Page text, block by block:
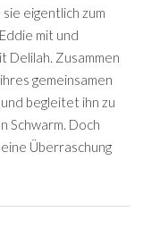
eigentlich zum
mit und
Delilah. Zusammen
gemeinsamen
begleitet ihn zu
Schwarm. Doch
Überraschung